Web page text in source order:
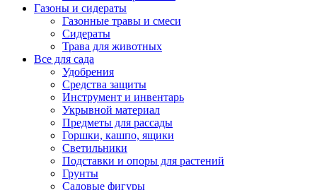
Газоны и сидераты
Газонные травы и смеси
Сидераты
Трава для животных
Все для сада
Удобрения
Средства защиты
Инструмент и инвентарь
Укрывной материал
Предметы для рассады
Горшки, кашпо, ящики
Светильники
Подставки и опоры для растений
Грунты
Садовые фигуры